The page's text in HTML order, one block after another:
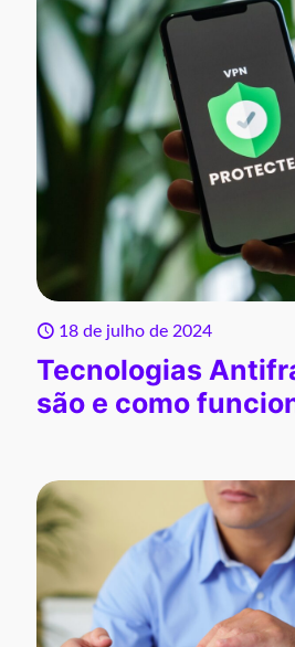
18 de julho de 2024
Tecnologias
são e como